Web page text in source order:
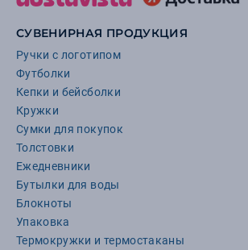
СУВЕНИРНАЯ ПРОДУКЦИЯ
Ручки с логотипом
Футболки
Кепки и бейсболки
Кружки
Сумки для покупок
Толстовки
Ежедневники
Бутылки для воды
Блокноты
Упаковка
Термокружки и термостаканы